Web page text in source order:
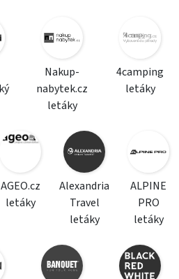
Nakup-
nabytek.cz
letáky
4camping
letáky
AGEO.cz
letáky
Alexandria
Travel
letáky
ALPINE
PRO
letáky